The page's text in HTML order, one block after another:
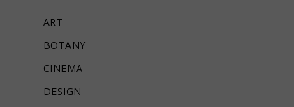
ART
BOTANY
CINEMA
DESIGN